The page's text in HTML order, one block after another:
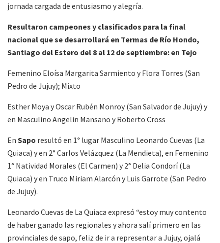
jornada cargada de entusiasmo y alegría.
Resultaron campeones y clasificados para la final
nacional que se desarrollará en Termas de Río Hondo,
Santiago del Estero del 8 al 12 de septiembre: en Tejo
Femenino Eloísa Margarita Sarmiento y Flora Torres (San
Pedro de Jujuy); Mixto
Esther Moya y Oscar Rubén Monroy (San Salvador de Jujuy) y
en Masculino Angelin Mansano y Roberto Cross
En Sapo resultó en 1° lugar Masculino Leonardo Cuevas (La
Quiaca) y en 2° Carlos Velázquez (La Mendieta), en Femenino
1° Natividad Morales (El Carmen) y 2° Delia Condorí (La
Quiaca) y en Truco Miriam Alarcón y Luis Garrote (San Pedro
de Jujuy).
Leonardo Cuevas de La Quiaca expresó “estoy muy contento
de haber ganado las regionales y ahora salí primero en las
provinciales de sapo, feliz de ir a representar a Jujuy, ojalá